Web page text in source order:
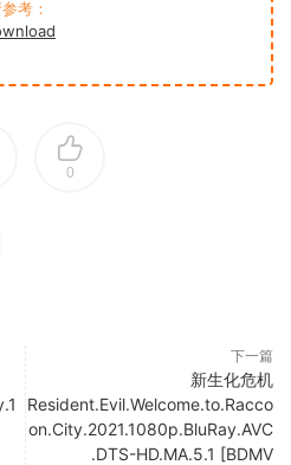
考：
0
下一篇
新生化危机
Resident.Evil.Welcome.to.Racco
on.City.2021.1080p.BluRay.AVC
.DTS-HD.MA.5.1 [BDMV